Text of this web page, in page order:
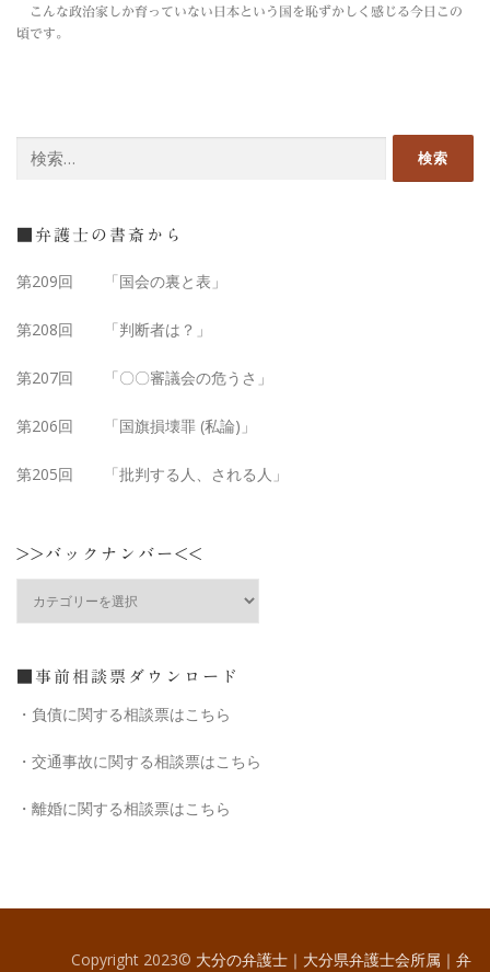
こんな政治家しか育っていない日本という国を恥ずかしく感じる今日この
頃です。
索:
■弁護士の書斎から
第209回 「国会の裏と表」
第208回 「判断者は？」
第207回 「〇〇審議会の危うさ」
第206回 「国旗損壊罪 (私論)」
第205回 「批判する人、される人」
>>バックナンバー<<
ナ
バ
<<
■事前相談票ダウンロード
・負債に関する相談票はこちら
・交通事故に関する相談票はこちら
・離婚に関する相談票はこちら
Copyright 2023© 大分の弁護士｜大分県弁護士会所属｜弁